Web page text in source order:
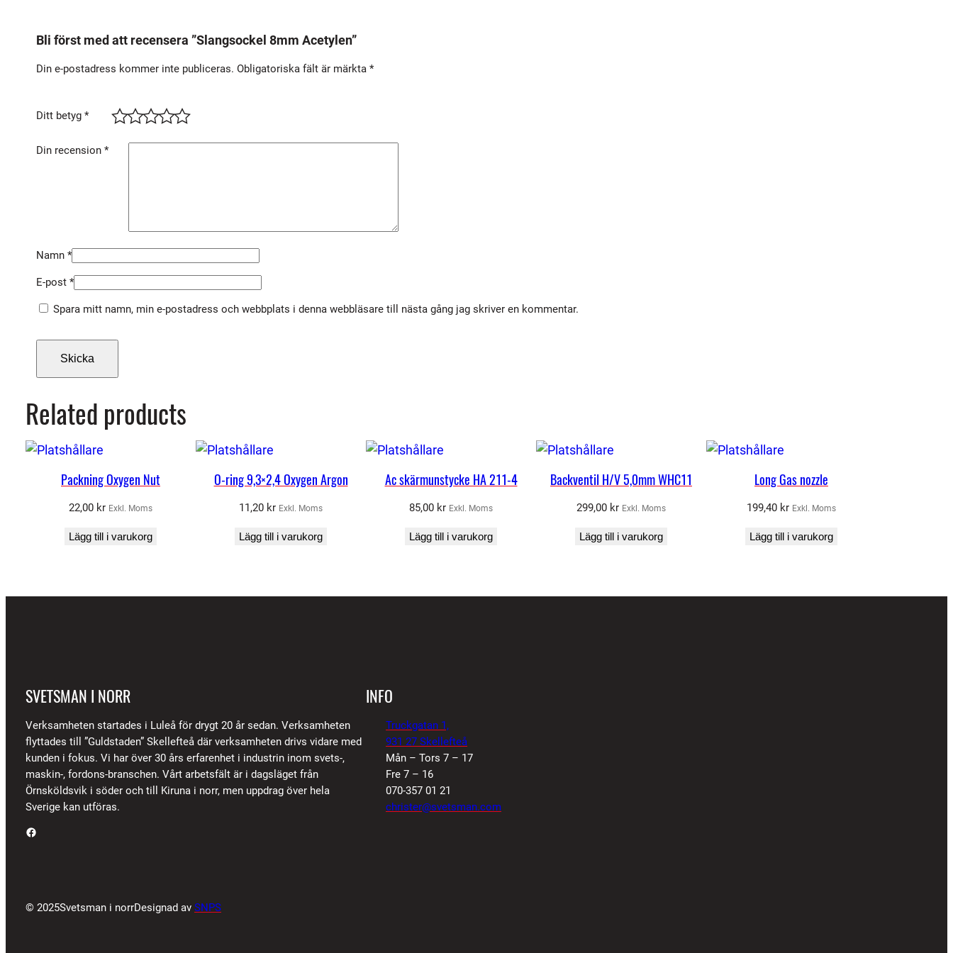
d
Bli först med att recensera ”Slangsockel 8mm Acetylen”
Din e-postadress kommer inte publiceras. Obligatoriska fält är märkta *
Ditt betyg *
Din recension *
Namn *
E-post *
Spara mitt namn, min e-postadress och webbplats i denna webbläsare till nästa gång jag skriver en kommentar.
Related products
Packning Oxygen Nut
22,00 kr Exkl. Moms
Lägg till i varukorg
O-ring 9,3×2,4 Oxygen Argon
11,20 kr Exkl. Moms
Lägg till i varukorg
Ac skärmunstycke HA 211-4
85,00 kr Exkl. Moms
Lägg till i varukorg
Backventil H/V 5,0mm WHC11
299,00 kr Exkl. Moms
Lägg till i varukorg
Long Gas nozzle
199,40 kr Exkl. Moms
Lägg till i varukorg
SVETSMAN I NORR
Verksamheten startades i Luleå för drygt 20 år sedan. Verksamheten
flyttades till ”Guldstaden” Skellefteå där verksamheten drivs vidare med
kunden i fokus. Vi har över 30 års erfarenhet i industrin inom svets-,
maskin-, fordons-branschen. Vårt arbetsfält är i dagsläget från
Örnsköldsvik i söder och till Kiruna i norr, men uppdrag över hela
Sverige kan utföras.
Facebook
INFO
Truckgatan 1,
931 27 Skellefteå
Mån – Tors 7 – 17
Fre 7 – 16
070-357 01 21
christer@svetsman.com
© 2025Svetsman i norrDesignad av SNPS